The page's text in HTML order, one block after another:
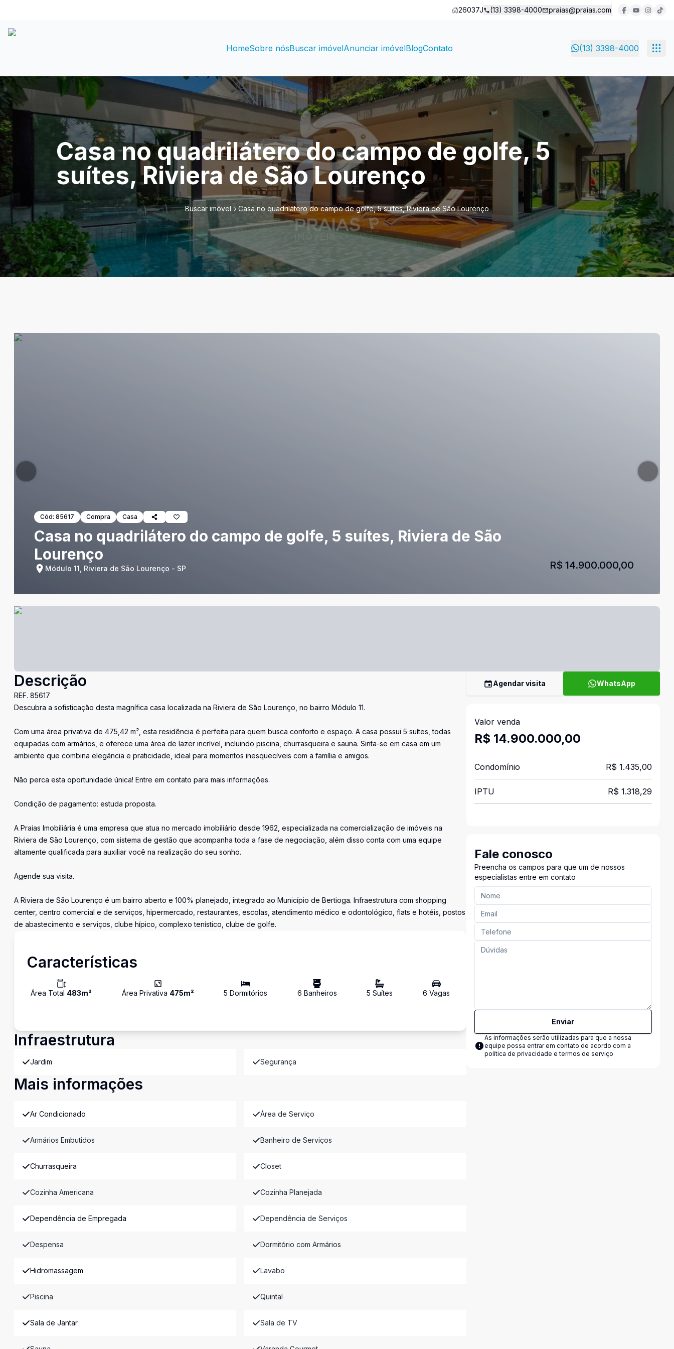
26037J (13) 3398-4000 praias@praias.com
HomeSobre nósBuscar imóvelAnunciar imóvelBlogContato (13) 3398-4000
Casa no quadrilátero do campo de golfe, 5
suítes, Riviera de São Lourenço
Buscar imóvel Casa no quadrilátero do campo de golfe, 5 suítes, Riviera de São Lourenço
Cód: 85617 Compra Casa
Casa no quadrilátero do campo de golfe, 5 suítes, Riviera de São
Lourenço
Módulo 11, Riviera de São Lourenço - SP R$ 14.900.000,00
Descrição
REF. 85617
Descubra a sofisticação desta magnífica casa localizada na Riviera de São Lourenço, no bairro Módulo 11.
Com uma área privativa de 475,42 m², esta residência é perfeita para quem busca conforto e espaço. A casa possui 5 suítes, todas
equipadas com armários, e oferece uma área de lazer incrível, incluindo piscina, churrasqueira e sauna. Sinta-se em casa em um
ambiente que combina elegância e praticidade, ideal para momentos inesquecíveis com a família e amigos.
Não perca esta oportunidade única! Entre em contato para mais informações.
Condição de pagamento: estuda proposta.
A Praias Imobiliária é uma empresa que atua no mercado imobiliário desde 1962, especializada na comercialização de imóveis na
Riviera de São Lourenço, com sistema de gestão que acompanha toda a fase de negociação, além disso conta com uma equipe
altamente qualificada para auxiliar você na realização do seu sonho.
Agende sua visita.
A Riviera de São Lourenço é um bairro aberto e 100% planejado, integrado ao Município de Bertioga. Infraestrutura com shopping
center, centro comercial e de serviços, hipermercado, restaurantes, escolas, atendimento médico e odontológico, flats e hotéis, postos
de abastecimento e serviços, clube hípico, complexo tenístico, clube de golfe.
Características
Área Total 483m² Área Privativa 475m² 5 Dormitórios 6 Banheiros 5 Suítes 6 Vagas
Infraestrutura
Jardim Segurança
Mais informações
Ar Condicionado Área de Serviço
Armários Embutidos Banheiro de Serviços
Churrasqueira Closet
Cozinha Americana Cozinha Planejada
Dependência de Empregada Dependência de Serviços
Despensa Dormitório com Armários
Hidromassagem Lavabo
Piscina Quintal
Sala de Jantar Sala de TV
Agendar visita WhatsApp
Valor venda
R$ 14.900.000,00
Condomínio R$ 1.435,00
IPTU R$ 1.318,29
Fale conosco
Preencha os campos para que um de nossos
especialistas entre em contato
Enviar
As informações serão utilizadas para que a nossa
equipe possa entrar em contato de acordo com a
política de privacidade e termos de serviço